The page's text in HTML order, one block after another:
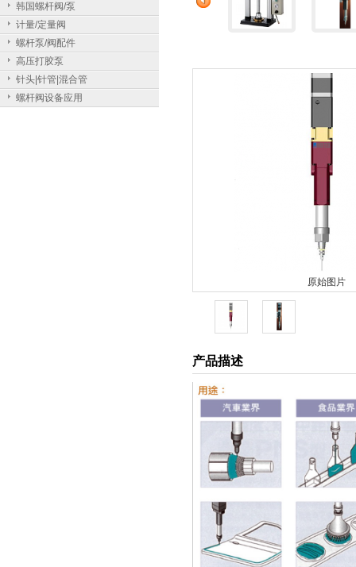
原始图片
产品描述
韩国螺杆阀/泵
计量/定量阀
螺杆泵/阀配件
高压打胶泵
针头|针管|混合管
螺杆阀设备应用